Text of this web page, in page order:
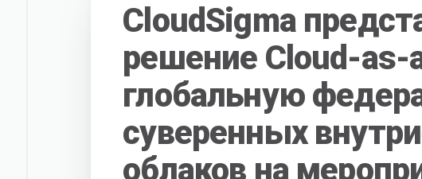
CloudSigma
решение Cloud-as-
глобальную
суверенных
облаков на